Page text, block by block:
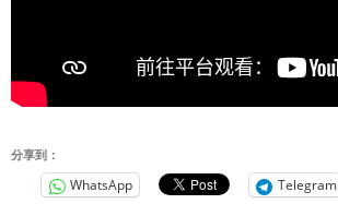
分享到：
WhatsApp Telegram